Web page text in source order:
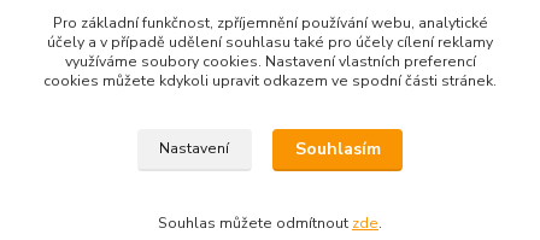
VYBAVENÍ PRO PILOTY
Krkafony, zástavby
Pro základní funkčnost, zpříjemnění používání webu, analytické
účely a v případě udělení souhlasu také pro účely cílení reklamy
využíváme soubory cookies. Nastavení vlastních preferencí
cookies můžete kdykoli upravit odkazem ve spodní části stránek.
Nastavení Souhlasím
Souhlas můžete odmítnout zde.